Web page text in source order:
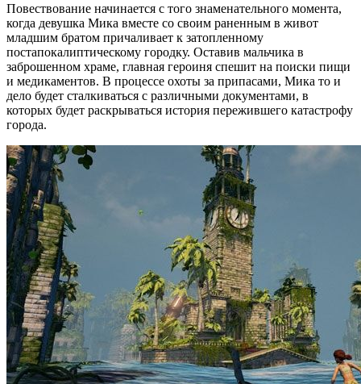
Повествование начинается с того знаменательного момента,
когда девушка Мика вместе со своим раненным в живот
младшим братом причаливает к затопленному
постапокалиптическому городку. Оставив мальчика в
заброшенном храме, главная героиня спешит на поиски пищи
и медикаментов. В процессе охоты за припасами, Мика то и
дело будет сталкиваться с различными документами, в
которых будет раскрываться история пережившего катастрофу
города.